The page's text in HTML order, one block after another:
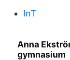
InT
Anna
gymnasium